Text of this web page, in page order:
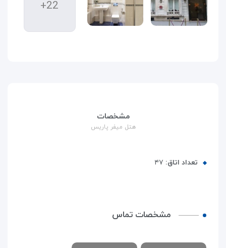
+22
مشخصات
هتل میفر پاریس
تعداد اتاق: ۴۷
مشخصات تماس